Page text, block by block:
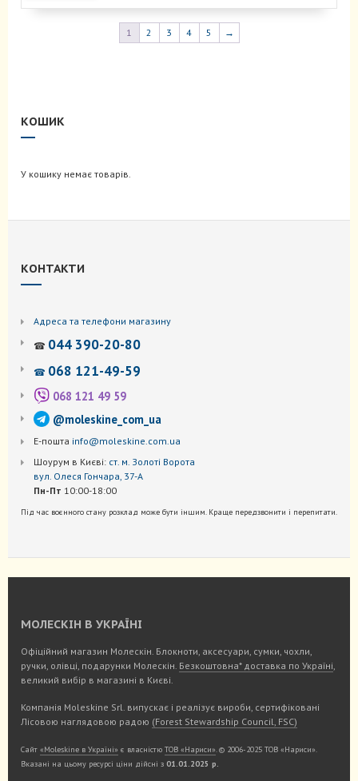
1 2 3 4 5 →
КОШИК
У кошику немає товарів.
КОНТАКТИ
Адреса та телефони магазину
☎ 044 390-20-80
☎ 068 121-49-59
068 121 49 59
@moleskine_com_ua
Е-пошта info@moleskine.com.ua
Шоурум в Києві: ст. м. Золоті Ворота
вул. Олеся Гончара, 37-А
Пн-Пт 10:00-18:00
Під час воєнного стану розклад може бути іншим. Краще передзвонити і перепитати.
МОЛЕСКІН В УКРАЇНІ
Офіційний магазин Молескін. Блокноти, аксесуари, сумки, чохли,
ручки, олівці, подарунки Молескін. Безкоштовна* доставка по Україні,
великий вибір в магазині в Києві.
Компанія Moleskine Srl. випускає і реалізує вироби, сертифіковані
Лісовою наглядовою радою (Forest Stewardship Council, FSC)
Сайт «Moleskine в Україні» є власністю ТОВ «Нариси». © 2006-2025 ТОВ «Нариси».
Вказані на цьому ресурсі ціни дійсні з 01.01.2025 р.